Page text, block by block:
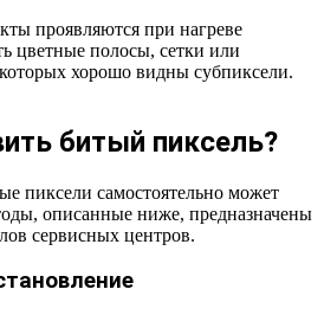
проявляются при нагреве
цветные полосы, сетки или
хорошо видны субпиксели.
битый пиксель?
пиксели самостоятельно может
описанные ниже, предназначены
сервисных центров.